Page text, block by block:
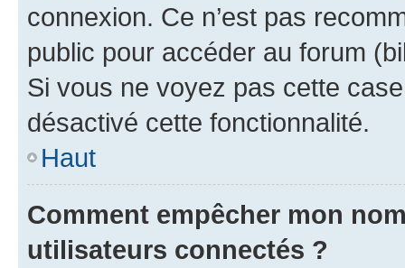
connexion. Ce n’est pas
public pour accéder au forum
Si vous ne voyez pas cette
désactivé cette fonctionnalité.
Haut
Comment empêcher mon
utilisateurs connectés ?